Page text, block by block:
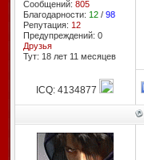
Сообщений: 805
Благодарности: 12/ 98
Репутация: 12
Предупреждений: 0
Друзья
Тут: 18 лет 11 месяцев
ICQ: 4134877